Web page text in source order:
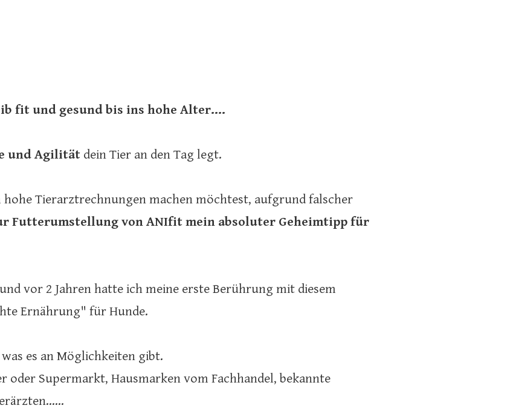
fit und gesund bis ins hohe Alter....
und Agilität dein Tier an den Tag legt.
Tierarztrechnungen machen möchtest, aufgrund falscher
Futterumstellung von ANIfit mein absoluter Geheimtipp für
vor 2 Jahren hatte ich meine erste Berührung mit diesem
Ernährung" für Hunde.
es an Möglichkeiten gibt.
Supermarkt, Hausmarken vom Fachhandel, bekannte